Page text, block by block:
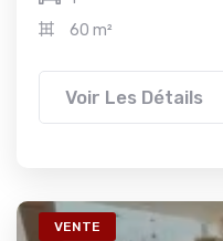
60 m²
Voir Les Détails
VENTE